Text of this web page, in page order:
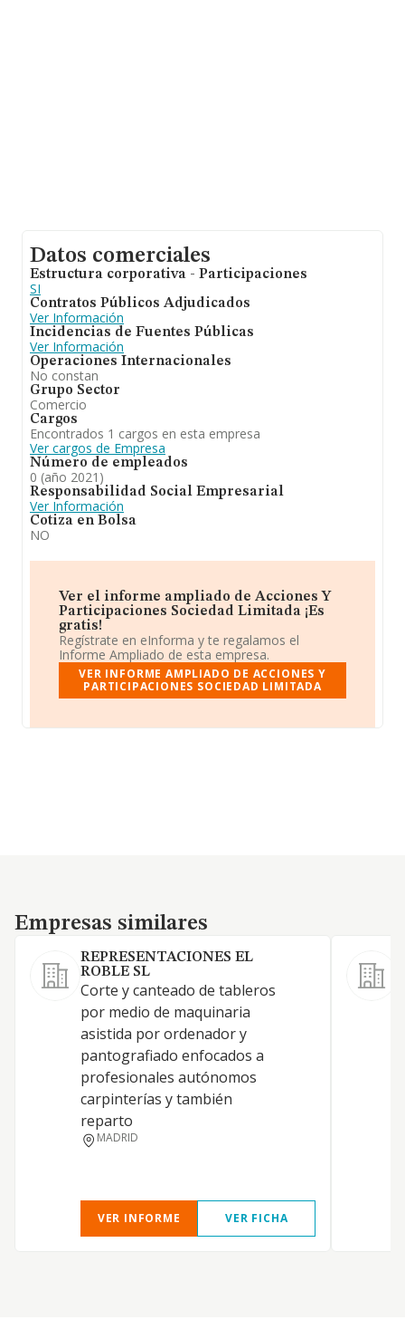
Datos comerciales
Estructura corporativa - Participaciones
SI
Contratos Públicos Adjudicados
Ver Información
Incidencias de Fuentes Públicas
Ver Información
Operaciones Internacionales
No constan
Grupo Sector
Comercio
Cargos
Encontrados 1 cargos en esta empresa
Ver cargos de Empresa
Número de empleados
0 (año 2021)
Responsabilidad Social Empresarial
Ver Información
Cotiza en Bolsa
NO
Ver el informe ampliado de Acciones Y
Participaciones Sociedad Limitada ¡Es
gratis!
Regístrate en eInforma y te regalamos el
Informe Ampliado de esta empresa.
VER INFORME AMPLIADO DE ACCIONES Y
PARTICIPACIONES SOCIEDAD LIMITADA
Empresas similares
Empresas similares
REPRESENTACIONES EL
ROBLE SL
Corte y canteado de tableros
por medio de maquinaria
asistida por ordenador y
pantografiado enfocados a
profesionales autónomos
carpinterías y también
reparto
MADRID
VER INFORME VER FICHA